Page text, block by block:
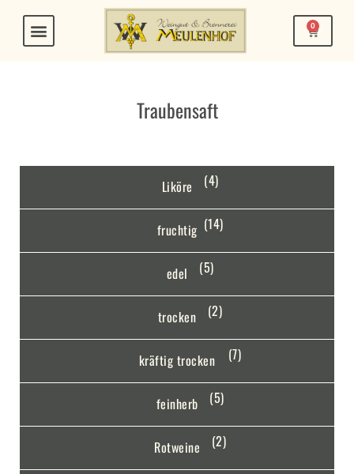
springen
0
Traubensaft
Liköre (4)
fruchtig (14)
edel (5)
trocken (2)
kräftig trocken (7)
feinherb (5)
Rotweine (2)